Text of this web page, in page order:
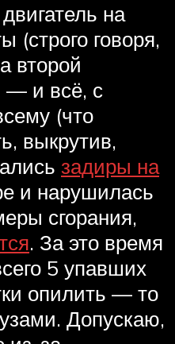
на
(строго говоря,
второй
— и всё, с
(что
выкрутив,
задиры на
и нарушилась
сгорания,
. За это время
5 упавших
опилить — то
Допускаю,